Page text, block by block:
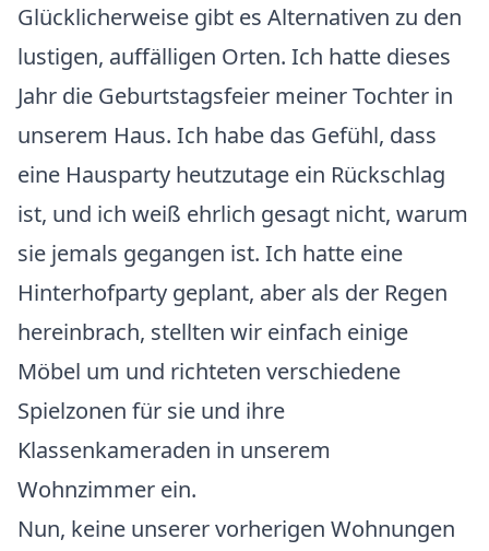
Glücklicherweise gibt es Alternativen zu den
lustigen, auffälligen Orten. Ich hatte dieses
Jahr die Geburtstagsfeier meiner Tochter in
unserem Haus. Ich habe das Gefühl, dass
eine Hausparty heutzutage ein Rückschlag
ist, und ich weiß ehrlich gesagt nicht, warum
sie jemals gegangen ist. Ich hatte eine
Hinterhofparty geplant, aber als der Regen
hereinbrach, stellten wir einfach einige
Möbel um und richteten verschiedene
Spielzonen für sie und ihre
Klassenkameraden in unserem
Wohnzimmer ein.
Nun, keine unserer vorherigen Wohnungen